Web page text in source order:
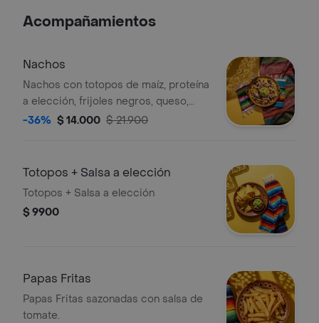
Acompañamientos
Nachos
Nachos con totopos de maíz, proteína
a elección, frijoles negros, queso,
guacamole y pico de gallo.
-36% $ 14.000 $ 21.900
Totopos + Salsa a elección
Totopos + Salsa a elección
$ 9900
Papas Fritas
Papas Fritas sazonadas con salsa de
tomate.